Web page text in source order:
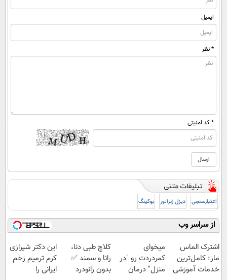
ایمیل
* نظر
* کد امنیتی
اعتبارسنجی دیزل ژنراتور بوکینگ
از سراسر وب
اشترک الماس
ماز: کامل‌ترین
خدمات آموزشی
میخوای
کمردردت رو "در
منزل" درمان
کلاچ طبی دنا،
رانا و سمند ✅
بدون زانودرد
این دکتر شیرازی
کرم ترمیم زخم
ایرانی را